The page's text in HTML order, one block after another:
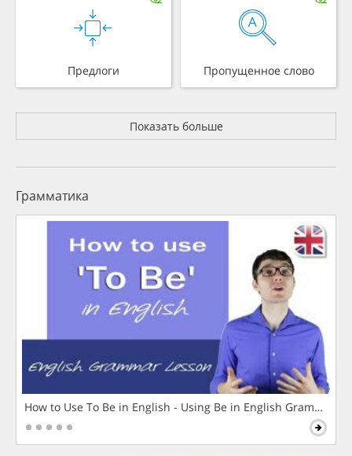
Предлоги Пропущенное слово
Показать больше
Грамматика
How to Use To Be in English - Using Be in English Grammar